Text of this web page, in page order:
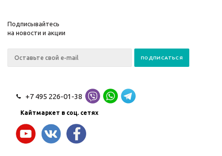
Подписывайтесь
на новости и акции
+7 495 226-01-38
Кайтмаркет в соц. сетях